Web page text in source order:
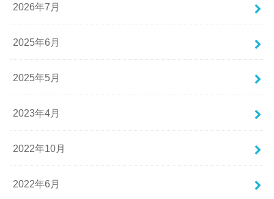
2026年7月
2025年6月
2025年5月
2023年4月
2022年10月
2022年6月